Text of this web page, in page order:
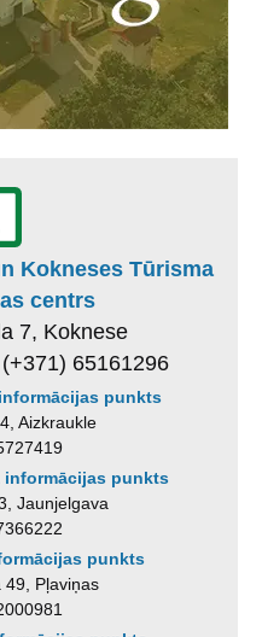
Kokneses Tūrisma
centrs
7, Koknese
65161296
punkts
Aizkraukle
informācijas punkts
Jaunjelgava
punkts
49, Pļaviņas